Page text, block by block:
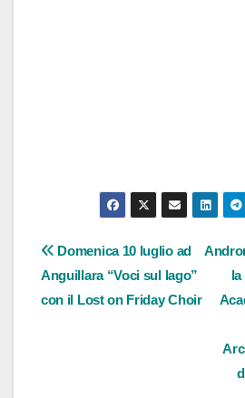
Navigazione
articoli
Domenica 10 luglio ad
Anguillara “Voci sul lago”
con il Lost on Friday Choir